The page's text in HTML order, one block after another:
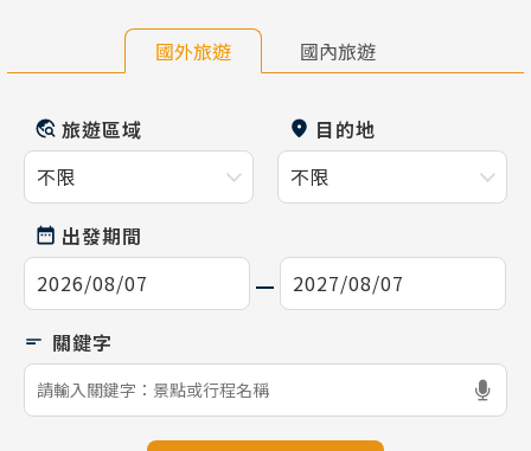
國外旅遊 國內旅遊
旅遊區域 目的地
出發期間